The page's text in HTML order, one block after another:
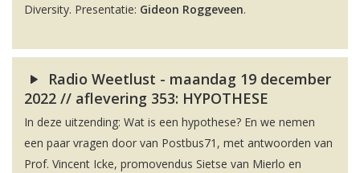
Diversity. Presentatie: Gideon Roggeveen.
Radio Weetlust - maandag 19 december
2022 // aflevering 353: HYPOTHESE
In deze uitzending: Wat is een hypothese? En we nemen
een paar vragen door van Postbus71, met antwoorden van
Prof. Vincent Icke, promovendus Sietse van Mierlo en